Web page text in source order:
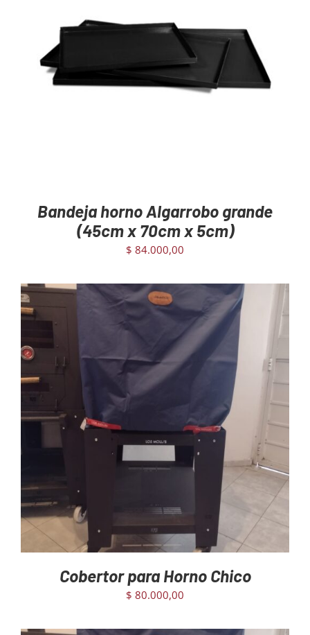
Bandeja horno Algarrobo grande
(45cm x 70cm x 5cm)
$ 84.000,00
AGREGAR AL CARRITO DETAILS
Cobertor para Horno Chico
$ 80.000,00